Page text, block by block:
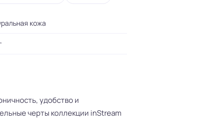
кожа
удобство и
черты коллекции inStream